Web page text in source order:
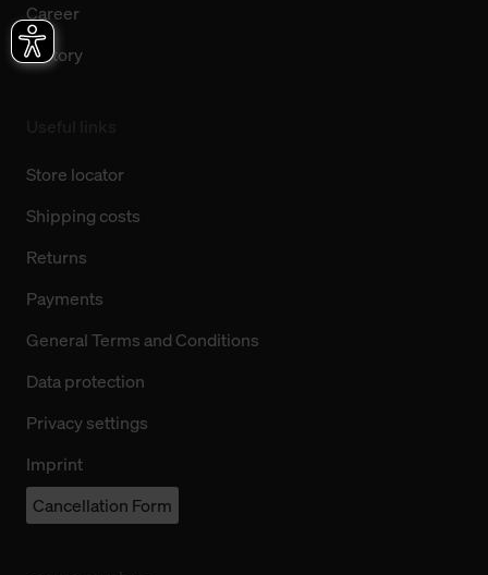
Career
History
Store locator
Shipping costs
Returns
Payments
General Terms and Conditions
Data protection
Privacy settings
Imprint
Cancellation Form